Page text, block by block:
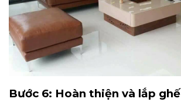
Bước 6: Hoàn thiện và lắp ghế